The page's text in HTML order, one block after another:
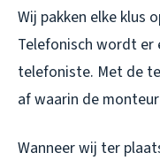
Wij pakken elke klus
Telefonisch wordt er
telefoniste. Met de
af waarin de
Wanneer wij ter